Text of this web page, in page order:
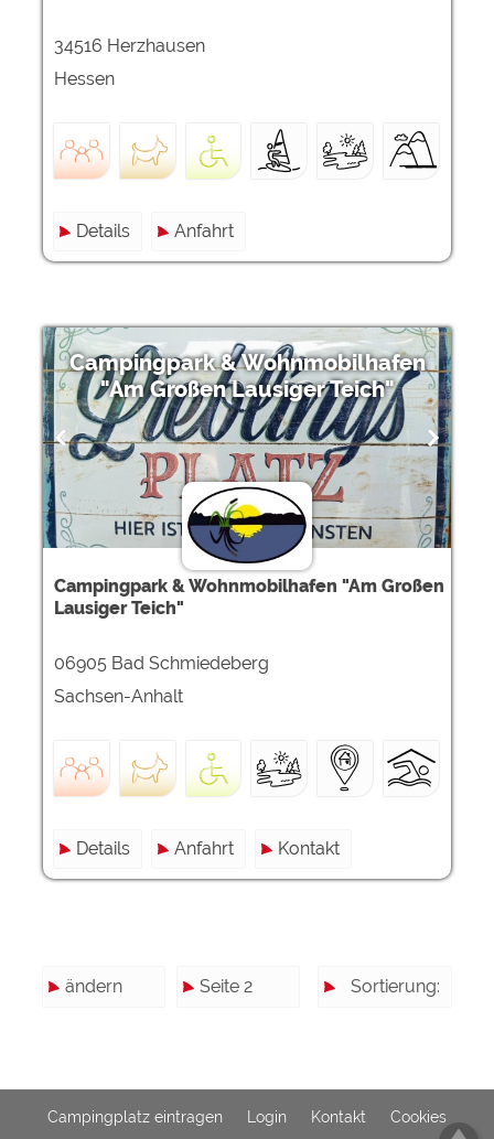
34516 Herzhausen
Hessen
Details Anfahrt
Campingpark & Wohnmobilhafen
"Am Großen Lausiger Teich"
Campingpark & Wohnmobilhafen "Am Großen
Lausiger Teich"
06905 Bad Schmiedeberg
Sachsen-Anhalt
Details Anfahrt Kontakt
ändern Seite 2 Sortierung:
Campingplatz eintragen Login Kontakt
Cookies